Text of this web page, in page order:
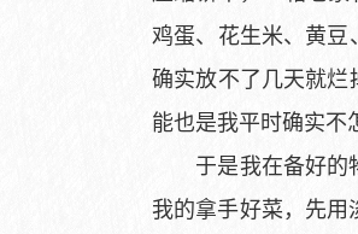
鸡蛋、花生米、黄
确实放不了几天就
能也是我平时确实不
于是我在备好的物
我的拿手好菜，先